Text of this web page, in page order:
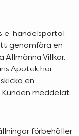
e-handelsportal
genomföra en
Allmänna Villkor.
Apotek har
en
meddelat
förbehåller